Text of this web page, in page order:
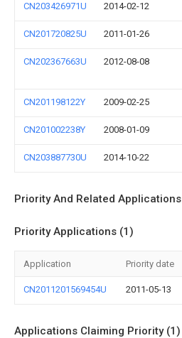
CN203426971U 2014-02-12
CN201720825U 2011-01-26
CN202367663U 2012-08-08
CN201198122Y 2009-02-25
CN201002238Y 2008-01-09
CN203887730U 2014-10-22
Priority And Related Applications
Priority Applications (1)
Application Priority date
CN2011201569454U 2011-05-13
Applications Claiming Priority (1)